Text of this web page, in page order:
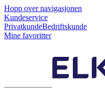
Hopp over navigasjonen
Kundeservice
PrivatkundeBedriftskunde
Mine favoritter